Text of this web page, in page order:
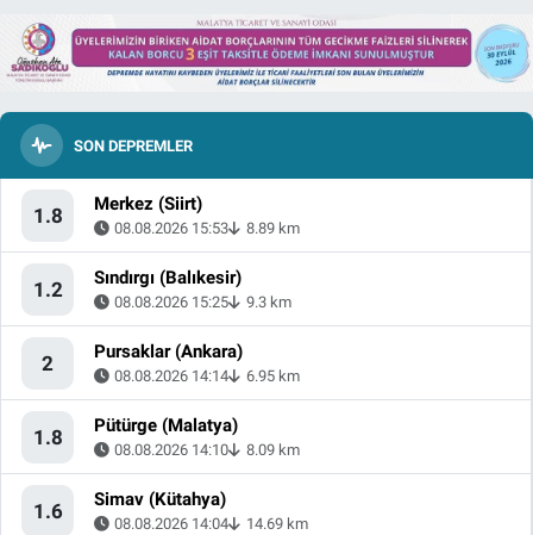
SON DEPREMLER
1.8 Merkez (Siirt)
08.08.2026 15:53 8.89 km
1.2 Sındırgı (Balıkesir)
08.08.2026 15:25 9.3 km
2 Pursaklar (Ankara)
08.08.2026 14:14 6.95 km
1.8 Pütürge (Malatya)
08.08.2026 14:10 8.09 km
1.6 Simav (Kütahya)
08.08.2026 14:04 14.69 km